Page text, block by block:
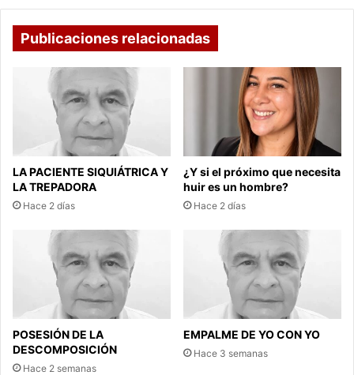
Publicaciones relacionadas
LA PACIENTE SIQUIÁTRICA Y
LA TREPADORA
Hace 2 días
¿Y si el próximo que necesita
huir es un hombre?
Hace 2 días
POSESIÓN DE LA
DESCOMPOSICIÓN
Hace 2 semanas
EMPALME DE YO CON YO
Hace 3 semanas